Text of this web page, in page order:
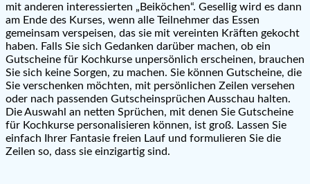
mit anderen interessierten „Beiköchen“. Gesellig wird es dann
am Ende des Kurses, wenn alle Teilnehmer das Essen
gemeinsam verspeisen, das sie mit vereinten Kräften gekocht
haben. Falls Sie sich Gedanken darüber machen, ob ein
Gutscheine für Kochkurse unpersönlich erscheinen, brauchen
Sie sich keine Sorgen, zu machen. Sie können Gutscheine, die
Sie verschenken möchten, mit persönlichen Zeilen versehen
oder nach passenden Gutscheinsprüchen Ausschau halten.
Die Auswahl an netten Sprüchen, mit denen Sie Gutscheine
für Kochkurse personalisieren können, ist groß. Lassen Sie
einfach Ihrer Fantasie freien Lauf und formulieren Sie die
Zeilen so, dass sie einzigartig sind.